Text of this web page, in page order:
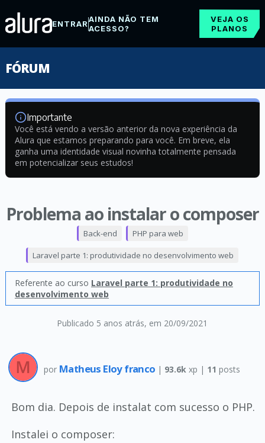
ENTRARAINDA NÃO TEM
ACESSO?
VEJA OS
PLANOS
FÓRUM
Importante
Você está vendo a versão anterior da nova experiência da
Alura que estamos preparando para você. Em breve, ela
ganha uma identidade visual novinha totalmente pensada
em potencializar seus estudos!
Problema ao instalar o composer
Publicado 5 anos atrás, em 20/09/2021
Back-end PHP para web
Laravel parte 1: produtividade no desenvolvimento web
Referente ao curso Laravel parte 1: produtividade no
desenvolvimento web
por Matheus Eloy franco | 93.6k xp | 11 posts
Bom dia. Depois de instalat com sucesso o PHP.
Instalei o composer: